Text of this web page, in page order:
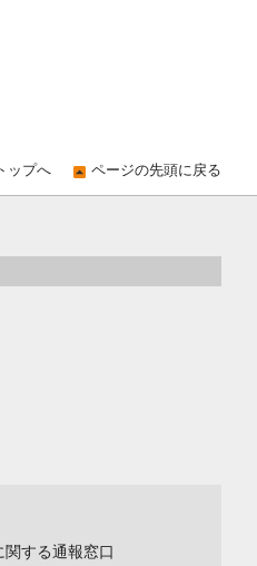
ページの先頭に戻る
ップへ
する通報窓口